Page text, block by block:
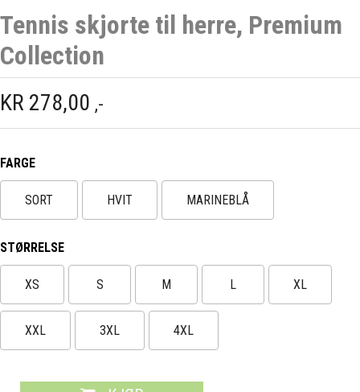
Tennis skjorte til herre, Premium
Collection
KR 278,00 ,-
FARGE
SORT HVIT MARINEBLÅ
STØRRELSE
XS S M L XL
XXL 3XL 4XL